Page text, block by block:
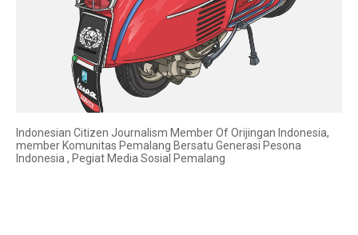
Indonesian Citizen Journalism Member Of Orijingan Indonesia,
member Komunitas Pemalang Bersatu Generasi Pesona
Indonesia , Pegiat Media Sosial Pemalang